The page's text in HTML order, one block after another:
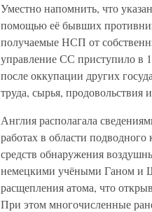
Уместно напомнить, что
помощью её бывших
получаемые НСП от
управление СС приступило в
после оккупации других
труда, сырья, продовольствия
Англия располагала
работах в области
средств обнаружения
немецкими учёными Ганом и
расщепления атома, что
При этом многочисленные